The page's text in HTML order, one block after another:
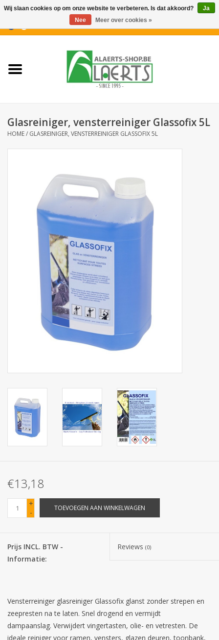
Nieuwigheden
Koffiekoekjes
Aperitiefkoekjes
Botanicals
Snoeppot-Snoep
Kassarollen
Cleaning-producten
Verpakking
Kantoorbenodigdheden
Corona
Sinterklaassnoep
Carnavalssnoep
Merken
Glasreiniger, vensterreiniger Glassofix 5L
HOME/ GLASREINIGER, VENSTERREINIGER GLASSOFIX 5L
€13,18
+
-
TOEVOEGEN AAN WINKELWAGEN
Prijs INCL. BTW -
Informatie:
Reviews (0)
Vensterreiniger glasreiniger Glassofix glanst zonder strepen en
zeepresten na te laten. Snel drogend en vermijdt
dampaanslag. Verwijdert vingertasten, olie- en vetresten. De
ideale reiniger voor ramen, vensters, glazen deuren, toonbank,
Wij slaan cookies op om onze website te verbeteren. Is dat akkoord?
Ja
Nee
Meer over cookies »